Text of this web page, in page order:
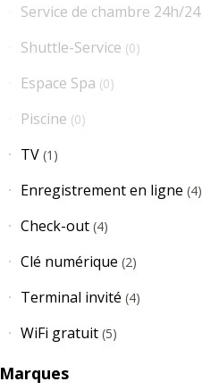
Service de chambre 24h/24
Shuttle-Service (0)
Espace Spa (0)
Piscine (0)
TV (1 )
Enregistrement en ligne (4)
Check-out (4)
Clé numérique (2)
Terminal invité (4)
WiFi gratuit (5)
Marques